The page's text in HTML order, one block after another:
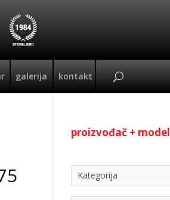
galerija kontakt
proizvođač + model
Kategorija